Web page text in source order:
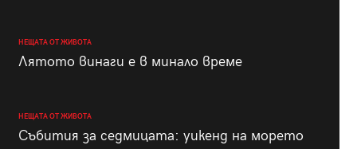
НЕЩАТА ОТ ЖИВОТА
Лятото винаги е в минало време
НЕЩАТА ОТ ЖИВОТА
Събития за седмицата: уикенд на морето